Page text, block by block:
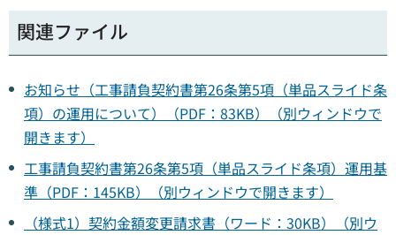
関連ファイル
お知らせ（工事請負契約書第26条第5項（単品スライド条
項）の運用について）（PDF：83KB）（別ウィンドウで
開きます）
工事請負契約書第26条第5項（単品スライド条項）運用基
準（PDF：145KB）（別ウィンドウで開きます）
（様式1）契約金額変更請求書（ワード：30KB）（別ウ